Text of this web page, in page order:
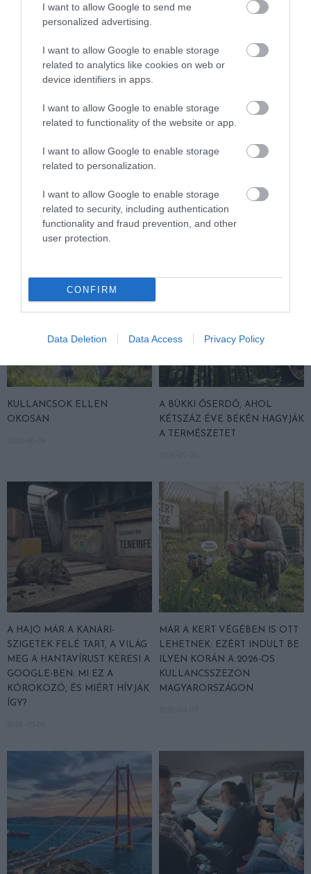
I want to allow Google to send me
personalized advertising.
I want to allow Google to enable storage
related to analytics like cookies on web or
device identifiers in apps.
I want to allow Google to enable storage
related to functionality of the website or app.
I want to allow Google to enable storage
related to personalization.
I want to allow Google to enable storage
related to security, including authentication
functionality and fraud prevention, and other
user protection.
CONFIRM
Data Deletion Data Access Privacy Policy
KIRÁNDULÁS A RAVAZDI
APÁTSÁG HABOS OLDALÁRA
2026-08-04
HÚZÓDIK KELET-ANTARKTISZ
MÉLYÉN
2026-06-24
KULLANCSOK ELLEN
OKOSAN
A BÜKKI ŐSERDŐ, AHOL
KÉTSZÁZ ÉVE BÉKÉN HAGYJÁK
A TERMÉSZETET
A HAJÓ MÁR A KANÁRI-
SZIGETEK FELÉ TART, A VILÁG
MEG A HANTAVÍRUST KERESI A
GOOGLE-BEN: MI EZ A
KÓROKOZÓ, ÉS MIÉRT HÍVJÁK
ÍGY?
MÁR A KERT VÉGÉBEN IS OTT
LEHETNEK: EZÉRT INDULT BE
ILYEN KORÁN A 2026-OS
KULLANCSSZEZON
MAGYARORSZÁGON